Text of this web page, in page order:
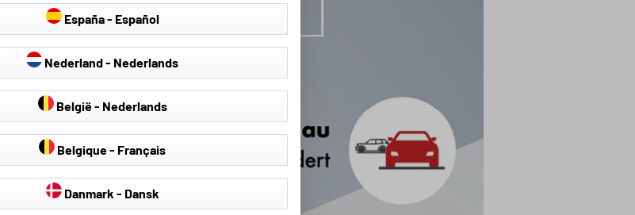
España - Español
Nederland - Nederlands
België - Nederlands
Belgique - Français
Danmark - Dansk